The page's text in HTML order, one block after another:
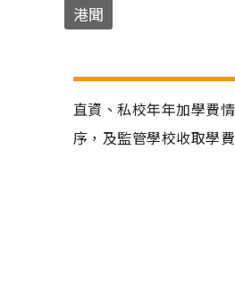
港聞
直資、私校年年加學費
序，及監管學校收取學